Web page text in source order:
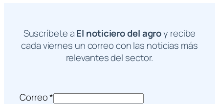
Suscríbete aEl noticiero del agroy recibe
cada viernes un correo con las noticias más
relevantes del sector.
Correo*